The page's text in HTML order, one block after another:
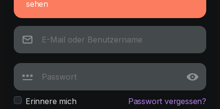
sehen
Erinnere mich Passwort vergessen?